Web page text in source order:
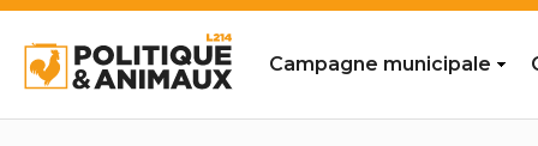
Campagne municipale